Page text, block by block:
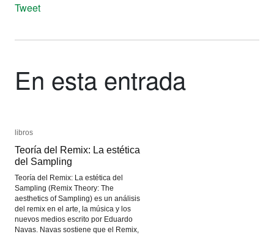
Tweet
En esta entrada
libros
Teoría del Remix: La estética
del Sampling
Teoría del Remix: La estética del
Sampling (Remix Theory: The
aesthetics of Sampling) es un análisis
del remix en el arte, la música y los
nuevos medios escrito por Eduardo
Navas. Navas sostiene que el Remix,
libros
Teoría del Remix: La estética
del Sampling